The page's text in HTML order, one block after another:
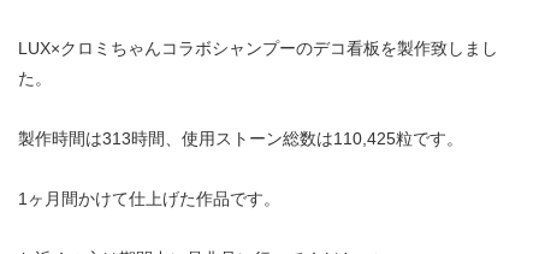
LUX×クロミちゃんコラボシャンプーのデコ看板を製作致しまし
た。
製作時間は313時間、使用ストーン総数は110,425粒です。
1ヶ月間かけて仕上げた作品です。